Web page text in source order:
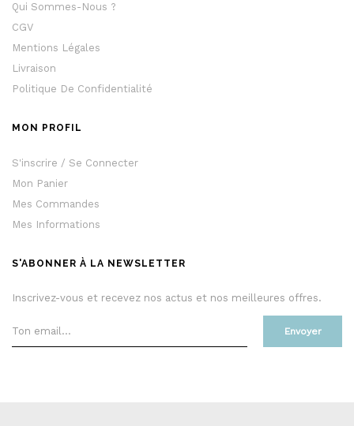
Qui Sommes-Nous ?
CGV
Mentions Légales
Livraison
Politique De Confidentialité
MON PROFIL
S'inscrire / Se Connecter
Mon Panier
Mes Commandes
Mes Informations
S'ABONNER À LA NEWSLETTER
Inscrivez-vous et recevez nos actus et nos meilleures offres.
Envoyer